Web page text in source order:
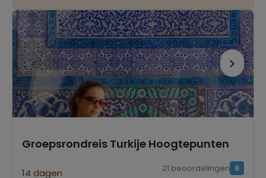
Groepsrondreis Turkije Hoogtepunten
14 dagen 8
21 beoordelingen